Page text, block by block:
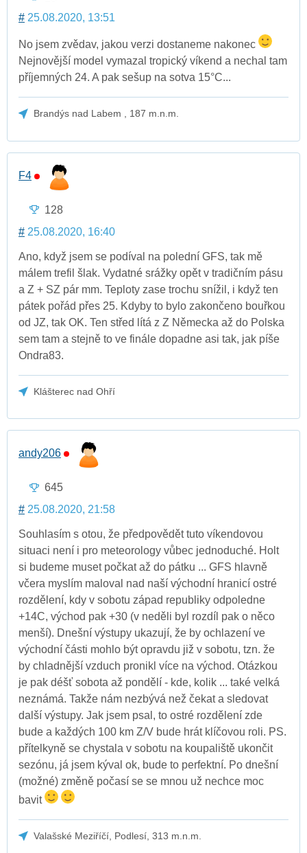
# 25.08.2020, 13:51
No jsem zvědav, jakou verzi dostaneme nakonec
Nejnovější model vymazal tropický víkend a nechal tam
příjemných 24. A pak sešup na sotva 15°C...
Brandýs nad Labem , 187 m.n.m.
F4
128
# 25.08.2020, 16:40
Ano, když jsem se podíval na polední GFS, tak mě
málem trefil šlak. Vydatné srážky opět v tradičním pásu
a Z + SZ pár mm. Teploty zase trochu snížil, i když ten
pátek pořád přes 25. Kdyby to bylo zakončeno bouřkou
od JZ, tak OK. Ten střed lítá z Z Německa až do Polska
sem tam a stejně to ve finále dopadne asi tak, jak píše
Ondra83.
Klášterec nad Ohří
andy206
645
# 25.08.2020, 21:58
Souhlasím s otou, že předpovědět tuto víkendovou
situaci není i pro meteorology vůbec jednoduché. Holt
si budeme muset počkat až do pátku ... GFS hlavně
včera myslím maloval nad naší východní hranicí ostré
rozdělení, kdy v sobotu západ republiky odpoledne
+14C, východ pak +30 (v neděli byl rozdíl pak o něco
menší). Dnešní výstupy ukazují, že by ochlazení ve
východní části mohlo být opravdu již v sobotu, tzn. že
by chladnější vzduch pronikl více na východ. Otázkou
je pak déšť sobota až pondělí - kde, kolik ... také velká
neznámá. Takže nám nezbývá než čekat a sledovat
další výstupy. Jak jsem psal, to ostré rozdělení zde
bude a každých 100 km Z/V bude hrát klíčovou roli. PS.
přítelkyně se chystala v sobotu na koupaliště ukončit
sezónu, já jsem kýval ok, bude to perfektní. Po dnešní
(možné) změně počasí se se mnou už nechce moc
bavit
Valašské Meziříčí, Podlesí, 313 m.n.m.